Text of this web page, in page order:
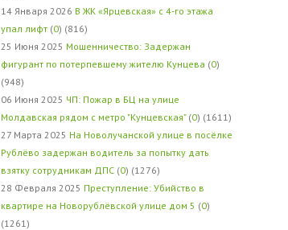
14 Января 2026 В ЖК «Ярцевская» с 4-го этажа
упал лифт (0) (816)
25 Июня 2025 Мошенничество: Задержан
фигурант по потерпевшему жителю Кунцева (0)
(948)
06 Июня 2025 ЧП: Пожар в БЦ на улице
Молдавская рядом с метро "Кунцевская" (0) (1611)
27 Марта 2025 На Новолучанской улице в посёлке
Рублёво задержан водитель за попытку дать
взятку сотрудникам ДПС (0) (1276)
28 Февраля 2025 Преступление: Убийство в
квартире на Новорублёвской улице дом 5 (0)
(1261)